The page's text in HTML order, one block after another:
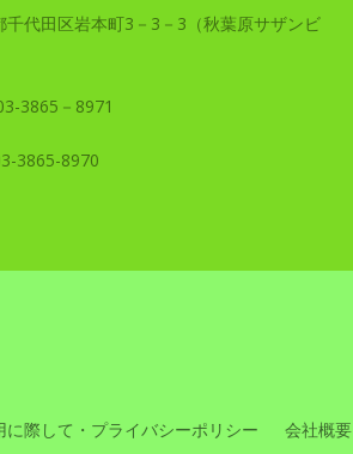
千代田区岩本町3－3－3（秋葉原サザンビ
3865－8971
3865-8970
に際して・プライバシーポリシー 会社概要